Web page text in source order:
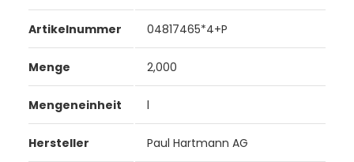
Artikelnummer 04817465*4+P
Menge 2,000
Mengeneinheit l
Hersteller Paul Hartmann AG